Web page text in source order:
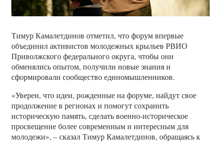
Тимур Камалетдинов отметил, что форум впервые
объединил активистов молодежных крыльев РВИО
Приволжского федерального округа, чтобы они
обменялись опытом, получили новые знания и
сформировали сообщество единомышленников.
«Уверен, что идеи, рожденные на форуме, найдут свое
продолжение в регионах и помогут сохранить
историческую память, сделать военно-историческое
просвещение более современным и интересным для
молодежи», – сказал Тимур Камалетдинов, обращаясь к